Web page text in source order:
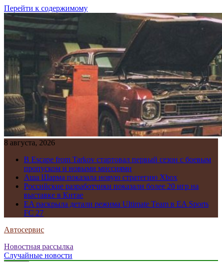
Перейти к содержимому
8 августа, 2026
В Escape from Tarkov стартовал первый сезон с боевым
пропуском и новыми миссиями
Аша Шарма показала новую стратегию Xbox
Российские разработчики показали более 20 игр на
выставке в Китае
EA раскрыла детали режима Ultimate Team в EA Sports
FC 27
Автосервис
Новостная рассылка
Случайные новости